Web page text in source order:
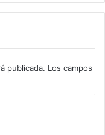
publicada. Los campos